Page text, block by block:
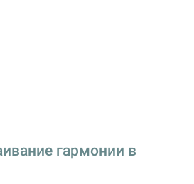
гармонии в